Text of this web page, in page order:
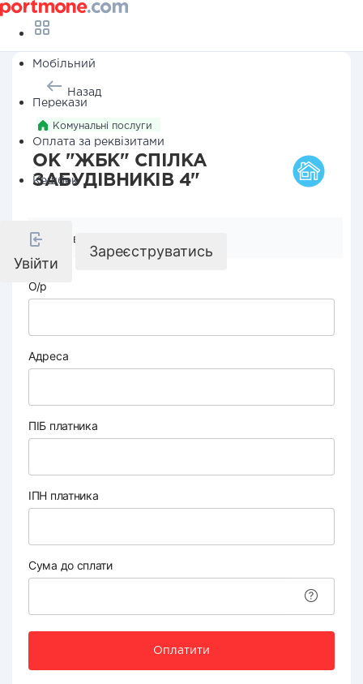
Мобільний
Перекази
Оплата за реквізитами
Кешбек
Увійти
Зареєструватись
Назад
Комунальні послуги
ОК "ЖБК" СПІЛКА
ЗАБУДІВНИКІВ 4"
Реквізити компанії
О/р
Адреса
ПІБ платника
ІПН платника
Сума до сплати
Оплатити